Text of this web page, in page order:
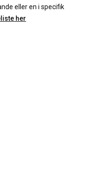
eller en i specifik
her